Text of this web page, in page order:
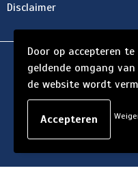
Disclaimer
©
Door op accepteren
geldende omgang
de website wordt